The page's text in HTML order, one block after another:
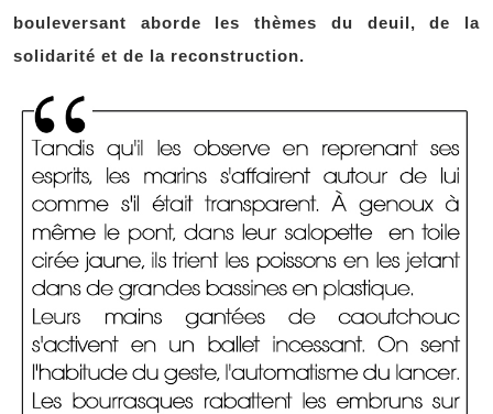
bouleversant aborde les thèmes du deuil, de la
solidarité et de la reconstruction.